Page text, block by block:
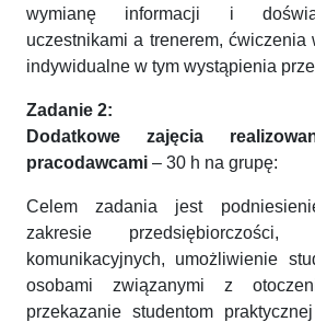
wymianę informacji i
uczestnikami a trenerem, ćwiczenia
indywidualne w tym wystąpienia
Zadanie 2:
Dodatkowe zajęcia
pracodawcami – 30 h na grupę:
Celem zadania jest
zakresie przedsiębiorczości,
komunikacyjnych, umożliwienie
osobami związanymi z
przekazanie studentom